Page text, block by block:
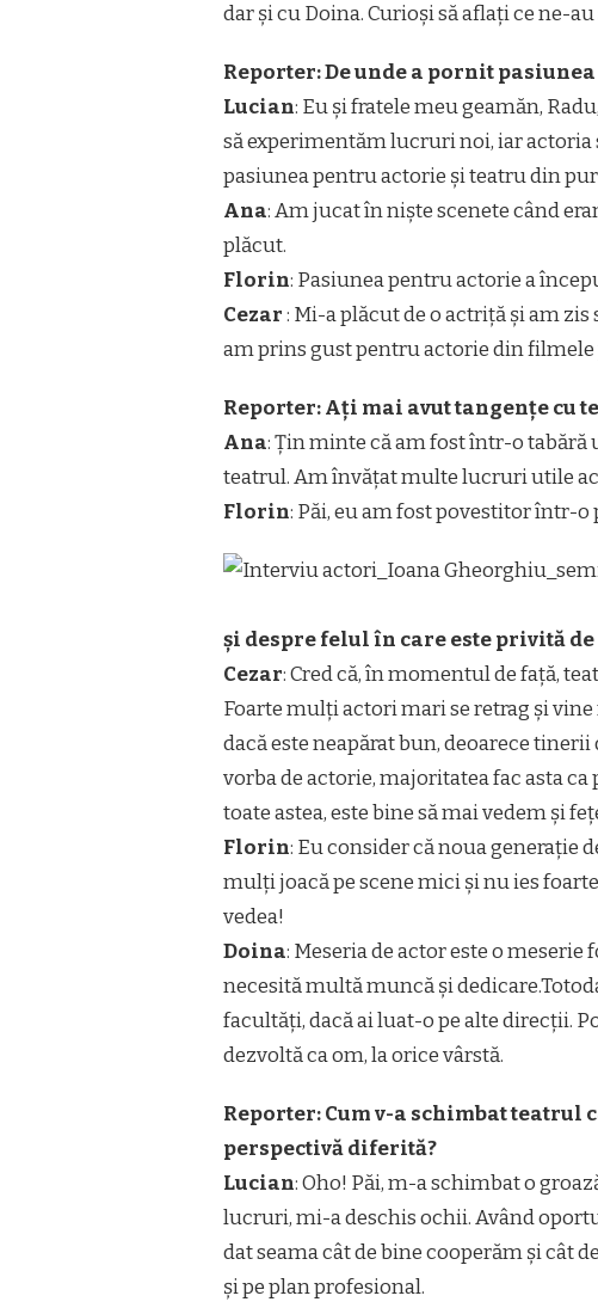
dar și cu Doina. Curioși să aflați ce ne-au
Reporter: De unde a pornit
Lucian: Eu și fratele meu geamăn,
să experimentăm lucruri noi, iar
pasiunea pentru actorie și teatru din
Ana: Am jucat în niște scenete când
plăcut.
Florin: Pasiunea pentru actorie a
Cezar: Mi-a plăcut de o actriță și am
am prins gust pentru actorie din filmele
Reporter: Ați mai avut tangențe cu
Ana: Țin minte că am fost într-o
teatrul. Am învățat multe lucruri utile
Florin: Păi, eu am fost povestitor într-o
și despre felul în care este privită
Cezar: Cred că, în momentul de față,
Foarte mulți actori mari se retrag și
dacă este neapărat bun, deoarece
vorba de actorie, majoritatea fac asta
toate astea, este bine să mai vedem și
Florin: Eu consider că noua generație
mulți joacă pe scene mici și nu ies
vedea!
Doina: Meseria de actor este o meserie
necesită multă muncă și
facultăți, dacă ai luat-o pe alte direcții.
dezvoltă ca om, la orice vârstă.
Reporter: Cum v-a schimbat
perspectivă diferită?
Lucian: Oho! Păi, m-a schimbat o
lucruri, mi-a deschis ochii. Având
dat seama cât de bine cooperăm și cât
și pe plan profesional.